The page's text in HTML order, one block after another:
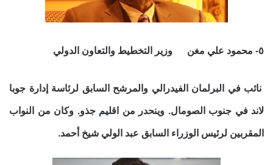
٥- محمود علي مغن وزير التخطيط والتعاون الدولي
نائب في البرلمان الفيدرالي والمرشح السابق لرئاسة إدارة جوبا
لاند في جنوب الصومال. وينحدر من اقليم جذو. وكان من النواب
المقربين لرئيس الوزراء السابق عبد الولي شيخ أحمد.